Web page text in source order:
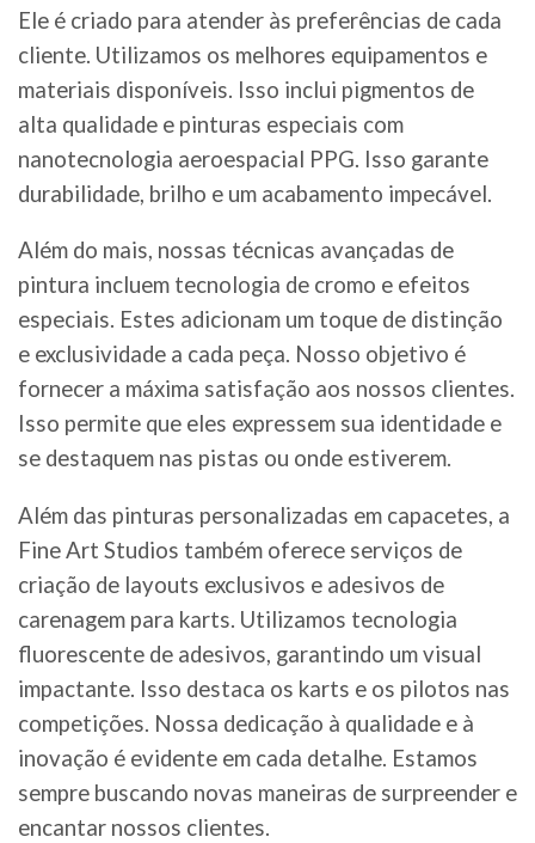
Ele é criado para atender às preferências de cada
cliente. Utilizamos os melhores equipamentos e
materiais disponíveis. Isso inclui pigmentos de
alta qualidade e pinturas especiais com
nanotecnologia aeroespacial PPG. Isso garante
durabilidade, brilho e um acabamento impecável.
Além do mais, nossas técnicas avançadas de
pintura incluem tecnologia de cromo e efeitos
especiais. Estes adicionam um toque de distinção
e exclusividade a cada peça. Nosso objetivo é
fornecer a máxima satisfação aos nossos clientes.
Isso permite que eles expressem sua identidade e
se destaquem nas pistas ou onde estiverem.
Além das pinturas personalizadas em capacetes, a
Fine Art Studios também oferece serviços de
criação de layouts exclusivos e adesivos de
carenagem para karts. Utilizamos tecnologia
fluorescente de adesivos, garantindo um visual
impactante. Isso destaca os karts e os pilotos nas
competições. Nossa dedicação à qualidade e à
inovação é evidente em cada detalhe. Estamos
sempre buscando novas maneiras de surpreender e
encantar nossos clientes.